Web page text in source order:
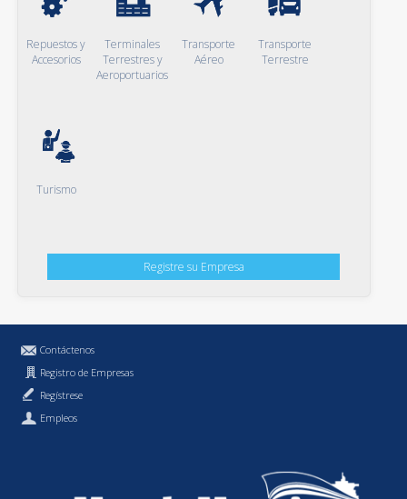
Repuestos y
Accesorios
Terminales
Terrestres y
Aeroportuarios
Transporte
Aéreo
Transporte
Terrestre
Turismo
Registre su Empresa
Contáctenos
Registro de Empresas
Regístrese
Empleos